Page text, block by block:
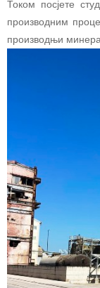
Током посјете
производним
производњи